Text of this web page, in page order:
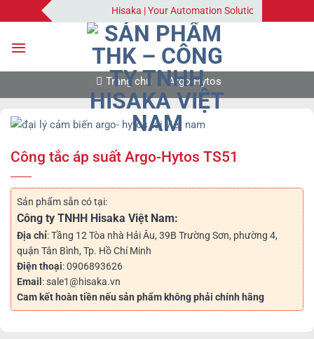
qua
nội
Hisaka | Your Automation Solutions Provider
Trang chủ Argo-Hytos
Công tắc áp suất Argo-Hytos TS51
Sản phẩm sẵn có tại:
Công ty TNHH Hisaka Việt Nam:
Địa chỉ: Tầng 12 Tòa nhà Hải Âu, 39B Trường Sơn, phường 4,
quận Tân Bình, Tp. Hồ Chí Minh
Điện thoại: 0906893626
Email : sale1@hisaka.vn
Cam kết hoàn tiền nếu sản phẩm không phải chính hãng